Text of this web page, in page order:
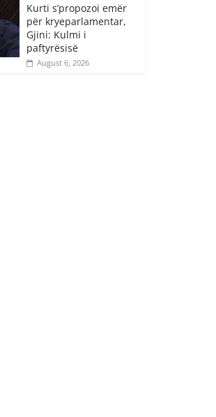
Kurti s’propozoi emër
për kryeparlamentar,
Gjini: Kulmi i
paftyrësisë
August 6, 2026